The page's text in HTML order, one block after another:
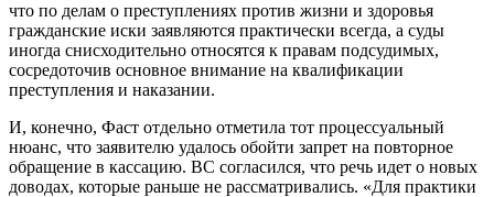
что по делам о преступлениях против жизни и здоровья
гражданские иски заявляются практически всегда, а суды
иногда снисходительно относятся к правам подсудимых,
сосредоточив основное внимание на квалификации
преступления и наказании.
И, конечно, Фаст отдельно отметила тот процессуальный
нюанс, что заявителю удалось обойти запрет на повторное
обращение в кассацию. ВС согласился, что речь идет о новых
доводах, которые раньше не рассматривались. «Для практики